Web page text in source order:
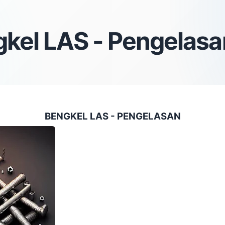
LAS -
BENGKEL LAS - PENGELASAN